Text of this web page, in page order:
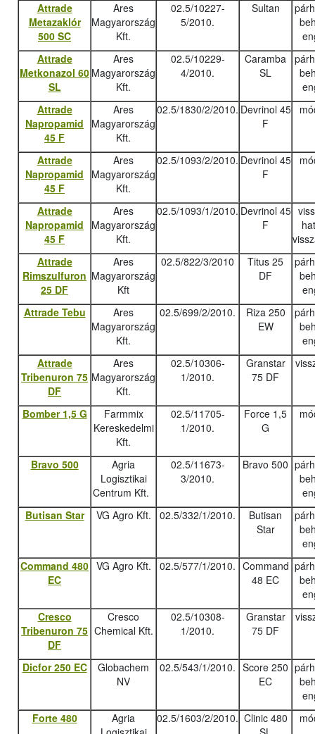
Attrade
Metazaklór
500 SC
Ares
Magyarország
Kft.
02.5/10227-
5/2010.
Sultan
Attrade
Metkonazol 60
SL
Ares
Magyarország
Kft.
02.5/10229-
4/2010.
Caramba
SL
Attrade
Napropamid
45 F
Ares
Magyarország
Kft.
02.5/1830/2/2010. Devrinol 45
F
Attrade
Napropamid
45 F
Ares
Magyarország
Kft.
02.5/1093/2/2010. Devrinol 45
F
Attrade
Napropamid
45 F
Ares
Magyarország
Kft.
02.5/1093/1/2010. Devrinol 45
F
Attrade
Rimszulfuron
25 DF
Ares
Magyarország
Kft
02.5/822/3/2010
Titus 25
DF
Attrade Tebu
Ares
Magyarország
Kft.
02.5/699/2/2010.
Riza 250
EW
Attrade
Tribenuron 75
DF
Ares
Magyarország
Kft.
02.5/10306-
1/2010.
Granstar
75 DF
Bomber 1,5 G
Farmmix
Kereskedelmi
Kft.
02.5/11705-
1/2010.
Force 1,5
G
Bravo 500
Agria
Logisztikai
Centrum Kft.
02.5/11673-
3/2010.
Bravo 500
Butisan Star
VG Agro Kft. 02.5/332/1/2010.
Butisan
Star
Command 480
EC
VG Agro Kft. 02.5/577/1/2010. Command
48 EC
Cresco
Tribenuron 75
DF
Cresco
Chemical Kft.
02.5/10308-
1/2010.
Granstar
75 DF
Dicfor 250 EC
Globachem
NV
02.5/543/1/2010. Score 250
EC
Forte 480
Agria
02.5/1603/2/2010. Clinic 480